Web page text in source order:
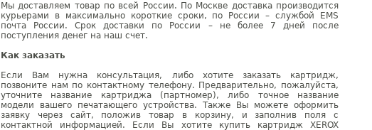
Мы доставляем товар по всей России. По Москве доставка производится
курьерами в максимально короткие сроки, по России – службой EMS
почта России. Срок доставки по России – не более 7 дней после
поступления денег на наш счет.
Как заказать
Если Вам нужна консультация, либо хотите заказать картридж,
позвоните нам по контактному телефону. Предварительно, пожалуйста,
уточните название картриджа (партномер), либо точное название
модели вашего печатающего устройства. Также Вы можете оформить
заявку через сайт, положив товар в корзину, и заполнив поля с
контактной информацией. Если Вы хотите купить картридж XEROX